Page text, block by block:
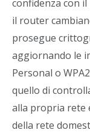
confidenza con
il router
prosegue
aggiornando le
Personal o
quello di
alla propria rete
della rete